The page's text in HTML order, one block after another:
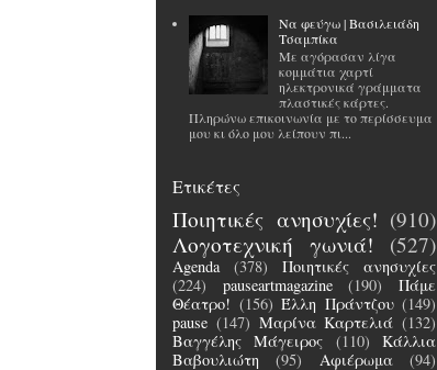
Να φεύγω | Βασιλειάδη
Τσαμπίκα
Με αγόρασαν λίγα
κομμάτια χαρτί
ηλεκτρονικά γράμματα
πλαστικές κάρτες.
Πληρώνω επικοινωνία με το περίσσευμα
μου κι όλο μου λείπουν πι...
Ετικέτες
Ποιητικές ανησυχίες! (910)
Λογοτεχνική γωνιά!
(527)
Agenda (378)
Ποιητικές ανησυχίες
(224)
pauseartmagazine (190)
Πάμε
Θέατρο! (156) Έλλη Πράντζου (149)
pause (147) Μαρίνα Καρτελιά (132)
Βαγγέλης Μάγειρος
(110)
Κάλλια
Βαβουλιώτη
(95) Αφιέρωμα
(94)